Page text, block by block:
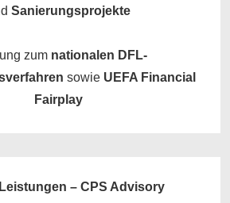
Sanierungsprojekte
zum nationalen DFL-
sowie UEFA Financial
Fairplay
– CPS Advisory